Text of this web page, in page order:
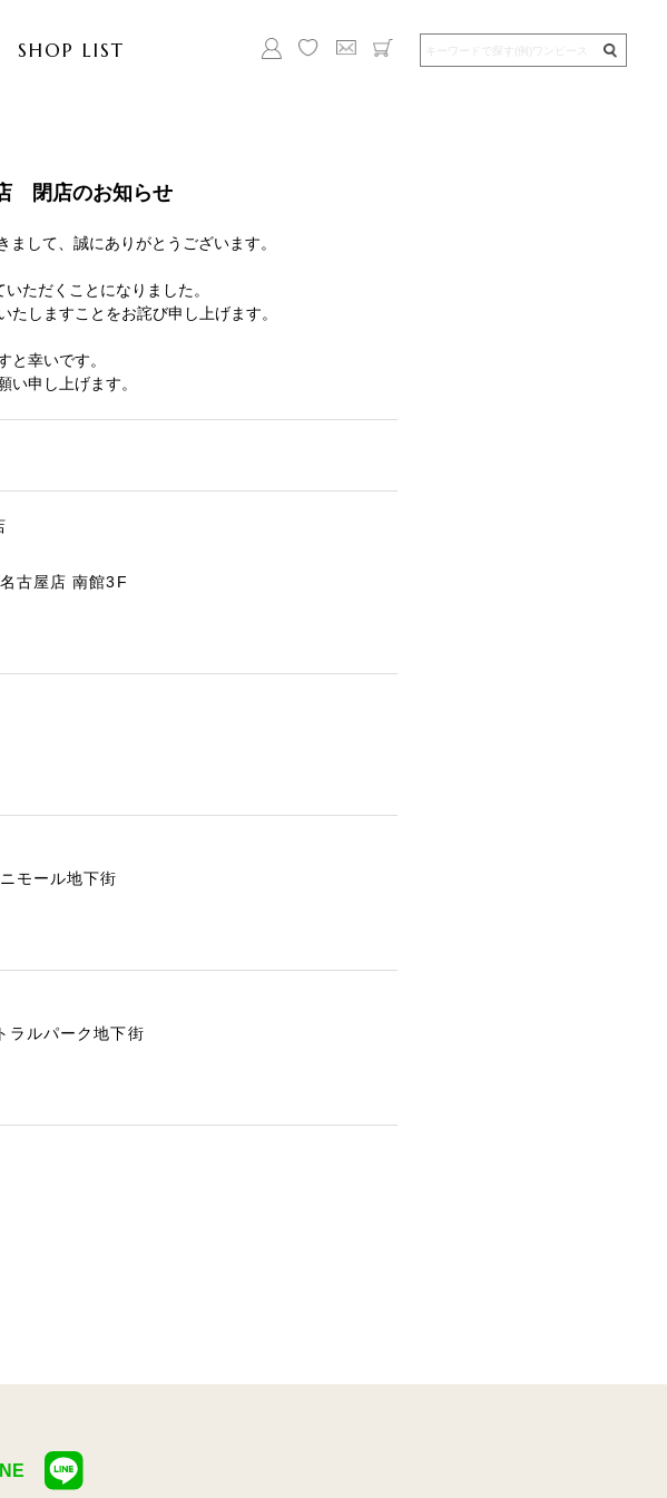
SHOP LIST
閉店のお知らせ
して、誠にありがとうございます。
ただくことになりました。
しますことをお詫び申し上げます。
と幸いです。
い申し上げます。
古屋店 南館3F
モール地下街
ラルパーク地下街